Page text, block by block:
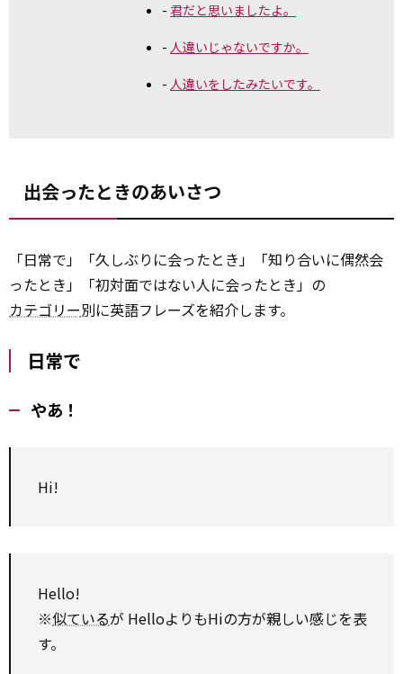
君だと思いましたよ。
人違いじゃないですか。
人違いをしたみたいです。
出会ったときのあいさつ
「日常で」「久しぶりに会ったとき」「知り合いに偶然会
ったとき」「初対面ではない人に会ったとき」の
カテゴリー別に英語フレーズを紹介します。
日常で
やあ！
Hi!
Hello!
※似ているが HelloよりもHiの方が親しい感じを表
す。